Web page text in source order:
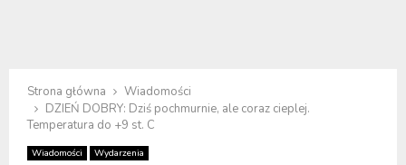
Strona główna
Wiadomości
DZIEŃ DOBRY: Dziś pochmurnie, ale coraz cieplej.
Temperatura do +9 st. C
Wiadomości Wydarzenia